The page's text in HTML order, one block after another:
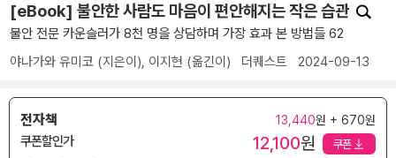
[eBook] 불안한 사람도 마음이 편안해지는 작은 습관
불안 전문 카운슬러가 8천 명을 상담하며 가장 효과 본 방법들 62
야나가와 유미코 (지은이), 이지현 (옮긴이) 더퀘스트 2024-09-13
전자책 13,440원 + 670원
쿠폰할인가 12,100원 쿠폰